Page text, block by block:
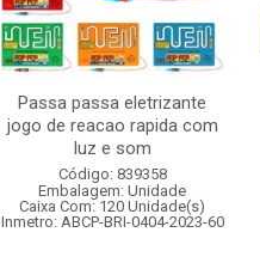
Passa passa eletrizante
jogo de reacao rapida com
luz e som
Código: 839358
Embalagem: Unidade
Caixa Com: 120 Unidade(s)
Inmetro: ABCP-BRI-0404-2023-60